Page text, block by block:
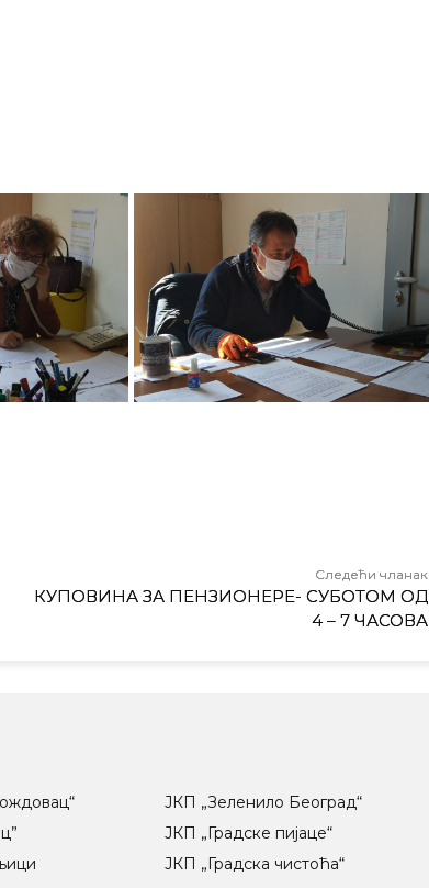
Следећи чланак
КУПОВИНА ЗА ПЕНЗИОНЕРЕ- СУБОТОМ ОД
4 – 7 ЧАСОВА
ЈКП „Зеленило Београд“
ЈКП „Градске пијаце“
ЈКП „Градска чистоћа“